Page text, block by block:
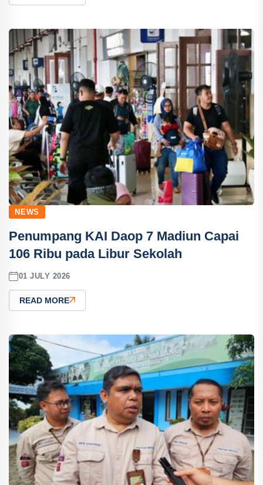
NEWS
Penumpang KAI Daop 7 Madiun Capai
106 Ribu pada Libur Sekolah
01 JULY 2026
READ MORE